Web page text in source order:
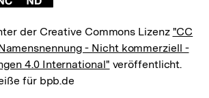
der Creative Commons Lizenz "CC
- Nicht kommerziell -
4.0 International" veröffentlicht.
für bpb.de